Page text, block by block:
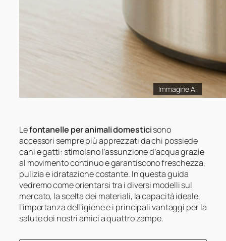
Immagine AI
Lefontanelle per animali domesticisono
accessori sempre più apprezzati da chi possiede
cani e gatti: stimolano l’assunzione d’acqua grazie
al movimento continuo e garantiscono freschezza,
pulizia e idratazione costante. In questa guida
vedremo come orientarsi tra i diversi modelli sul
mercato, la scelta dei materiali, la capacità ideale,
l’importanza dell’igiene e i principali vantaggi per la
salute dei nostri amici a quattro zampe.